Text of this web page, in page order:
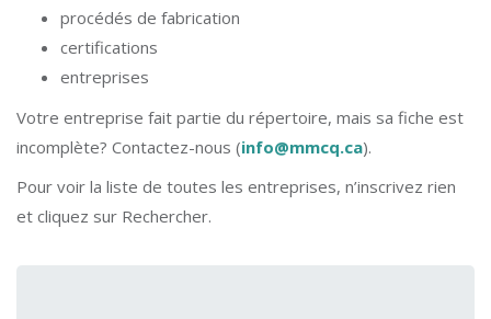
procédés de fabrication
certifications
entreprises
Votre entreprise fait partie du répertoire, mais sa fiche est
incomplète? Contactez-nous (info@mmcq.ca).
Pour voir la liste de toutes les entreprises, n’inscrivez rien
et cliquez sur Rechercher.